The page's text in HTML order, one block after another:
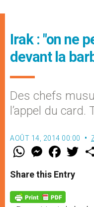
Irak : "on ne
devant la
Des chefs
l’appel du card.
AOÛT 14, 2014 00:00
W
t
s
p
p
M
e
s
e
g
e
F
a
e
b
o
k
w
Share this Entry